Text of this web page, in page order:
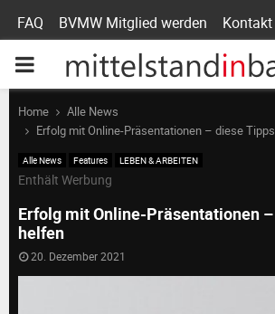
FAQ BVMW Mitglied werden Kontakt
P
R
M
A
Home
Alle News
Erfolg mit Online-Präsentationen – diese
Alle News Features LEBEN & ARBEITEN
Enthält Werbung
Erfolg mit Online-Präsentationen
helfen
20. Dezember 2021